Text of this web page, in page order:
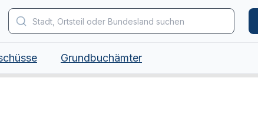
Grundbuchämter